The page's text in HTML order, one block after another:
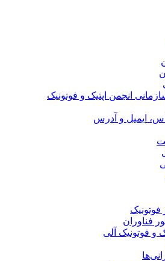
انجمن اپتیک و فوتونیک
ایمیل و آدرس
فوتونیک آلی